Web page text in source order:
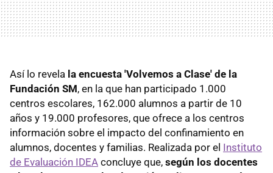
Así lo revela la encuesta 'Volvemos a Clase' de la
Fundación SM, en la que han participado 1.000
centros escolares, 162.000 alumnos a partir de 10
años y 19.000 profesores, que ofrece a los centros
información sobre el impacto del confinamiento en
alumnos, docentes y familias. Realizada por el Instituto
de Evaluación IDEA concluye que, según los docentes